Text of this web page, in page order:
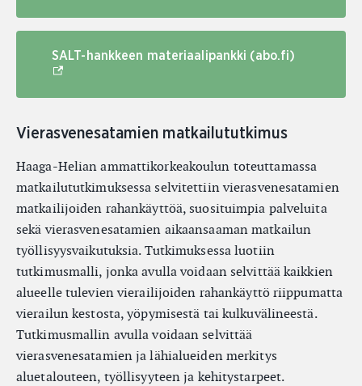
SALT-hankkeen materiaalipankki (abo.fi)
Vierasvenesatamien matkailututkimus
Haaga-Helian ammattikorkeakoulun toteuttamassa
matkailututkimuksessa selvitettiin vierasvenesatamien
matkailijoiden rahankäyttöä, suosituimpia palveluita
sekä vierasvenesatamien aikaansaaman matkailun
työllisyysvaikutuksia. Tutkimuksessa luotiin
tutkimusmalli, jonka avulla voidaan selvittää kaikkien
alueelle tulevien vierailijoiden rahankäyttö riippumatta
vierailun kestosta, yöpymisestä tai kulkuvälineestä.
Tutkimusmallin avulla voidaan selvittää
vierasvenesatamien ja lähialueiden merkitys
aluetalouteen, työllisyyteen ja kehitystarpeet.